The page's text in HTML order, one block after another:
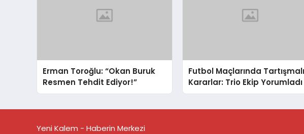
Erman Toroğlu: “Okan Buruk
Resmen Tehdit Ediyor!”
Futbol Maçlarında Tartışmalı
Kararlar: Trio Ekip Yorumladı
Yeni Kalem - Haberin Merkezi